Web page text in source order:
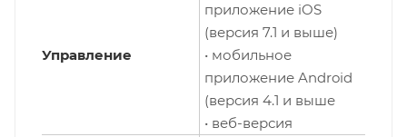
Управление
приложение iOS
(версия 7.1 и выше)
• мобильное
приложение Android
(версия 4.1 и выше
• веб-версия